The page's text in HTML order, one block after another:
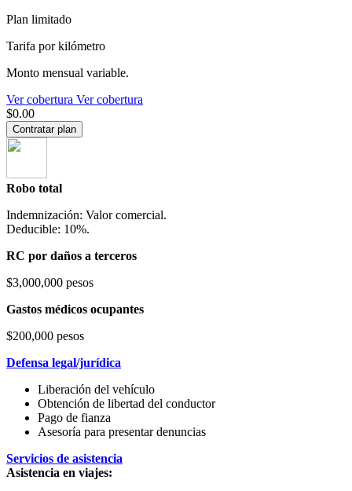
Plan limitado
Tarifa por kilómetro
Monto mensual variable.
Ver cobertura Ver cobertura
$0.00
Contratar plan
Robo total
Indemnización: Valor comercial.
Deducible: 10%.
RC por daños a terceros
$3,000,000 pesos
Gastos médicos ocupantes
$200,000 pesos
Defensa legal/jurídica
Liberación del vehículo
Obtención de libertad del conductor
Pago de fianza
Asesoría para presentar denuncias
Servicios de asistencia
Asistencia en viajes: